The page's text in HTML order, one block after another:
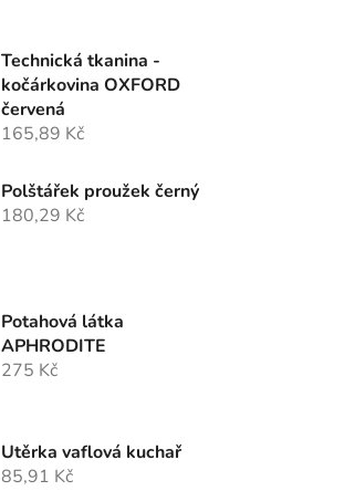
Technická tkanina -
kočárkovina OXFORD
červená
165,89 Kč
Polštářek proužek černý
180,29 Kč
Potahová látka
APHRODITE
275 Kč
Utěrka vaflová kuchař
85,91 Kč